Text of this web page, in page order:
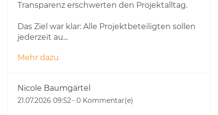
Transparenz erschwerten den Projektalltag.
Das Ziel war klar: Alle Projektbeteiligten sollen
jederzeit au...
Mehr dazu
Nicole Baumgärtel
21.07.2026 09:52- 0 Kommentar(e)